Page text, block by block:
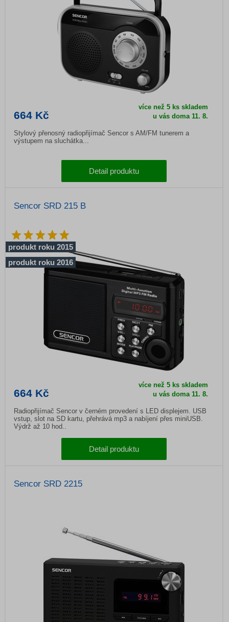
664 Kč
více než 5 ks skladem
u vás doma11. 8.
Stylový přenosný radiopřijímač Sencor s AM/FM tunerem a
výstupem na sluchátka...
Detail produktu
Sencor SRD 215 B
664 Kč
více než 5 ks skladem
u vás doma11. 8.
Radiopřijímač Sencor v černém provedení s LED displejem. USB
vstup, slot na SD kartu, přehrává mp3 a nabíjení přes miniUSB.
Výdrž až 10 hod..
Detail produktu
produkt roku 2015
produkt roku 2016
Sencor SRD 2215